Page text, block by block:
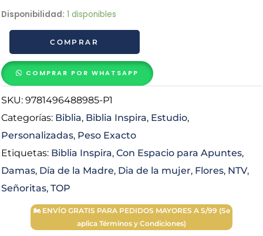
price
was:
$ 92.06.
price
$ 79.02.
Disponibilidad: 1 disponibles
Biblia
Inspira
GRANDE
Azul
Primaveral
PERSONALIZADA
con
Tabs
cantidad
COMPRAR
COMPRAR POR WHATSAPP
SKU: 9781496488985-P1
Categorías: Biblia, Biblia Inspira, Estudio,
Personalizadas, Peso Exacto
Etiquetas: Biblia Inspira, Con Espacio para Apuntes,
Damas, Día de la Madre, Dia de la mujer, Flores, NTV,
Señoritas, TOP
🏍 ENVÍO GRATIS PARA PEDIDOS MAYORES A S/99 (Se
aplica Términos y Condiciones)